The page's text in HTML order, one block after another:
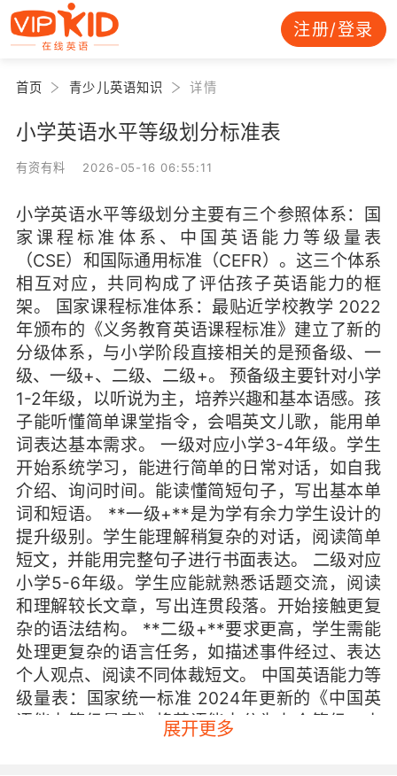
注册/登录
首页 青少儿英语知识 详情
小学英语水平等级划分标准表
有资有料 2026-05-16 06:55:11
小学英语水平等级划分主要有三个参照体系：国
家课程标准体系、中国英语能力等级量表
（CSE）和国际通用标准（CEFR）。这三个体系
相互对应，共同构成了评估孩子英语能力的框
架。 国家课程标准体系：最贴近学校教学 2022
年颁布的《义务教育英语课程标准》建立了新的
分级体系，与小学阶段直接相关的是预备级、一
级、一级+、二级、二级+。 预备级主要针对小学
1-2年级，以听说为主，培养兴趣和基本语感。孩
子能听懂简单课堂指令，会唱英文儿歌，能用单
词表达基本需求。 一级对应小学3-4年级。学生
开始系统学习，能进行简单的日常对话，如自我
介绍、询问时间。能读懂简短句子，写出基本单
词和短语。 **一级+**是为学有余力学生设计的
提升级别。学生能理解稍复杂的对话，阅读简单
短文，并能用完整句子进行书面表达。 二级对应
小学5-6年级。学生应能就熟悉话题交流，阅读
和理解较长文章，写出连贯段落。开始接触更复
杂的语法结构。 **二级+**要求更高，学生需能
处理更复杂的语言任务，如描述事件经过、表达
个人观点、阅读不同体裁短文。 中国英语能力等
级量表：国家统一标准 2024年更新的《中国英
语能力等级量表》将英语能力分为九个等级，小
学阶段主要对应一级和二级。 一级能力描述为“能
展开更多